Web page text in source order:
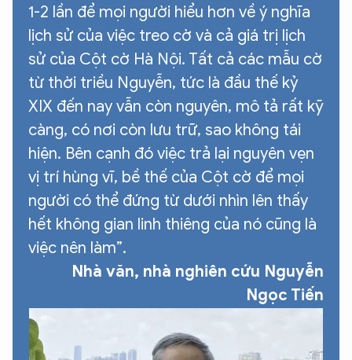
1-2 lần để mọi người hiểu hơn về ý nghĩa
lịch sử của việc treo cờ và cả giá trị lịch
sử của Cột cờ Hà Nội. Tất cả các mẫu cờ
từ thời triều Nguyễn, tức là đầu thế kỷ
XIX đến nay vẫn còn nguyên, mô tả rất kỹ
càng, có nơi còn lưu trữ, sao không tái
hiện. Bên cạnh đó việc trả lại nguyên vẹn
vị trí hùng vĩ, bề thế của Cột cờ để mọi
người có thể đứng từ dưới nhìn lên thấy
hết không gian linh thiêng của nó cũng là
việc nên làm”.
Nhà văn, nhà nghiên cứu Nguyễn
Ngọc Tiến